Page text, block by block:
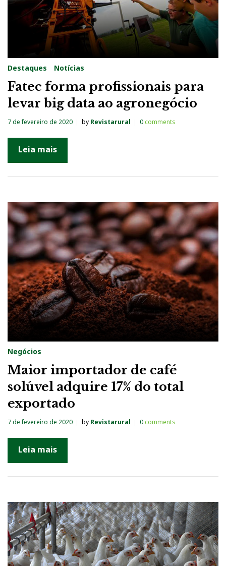
Destaques Notícias
Fatec forma profissionais para
levar big data ao agronegócio
7 de fevereiro de 2020 by Revistarural 0comments
Leia mais
Negócios
Maior importador de café
solúvel adquire 17% do total
exportado
7 de fevereiro de 2020 by Revistarural 0comments
Leia mais